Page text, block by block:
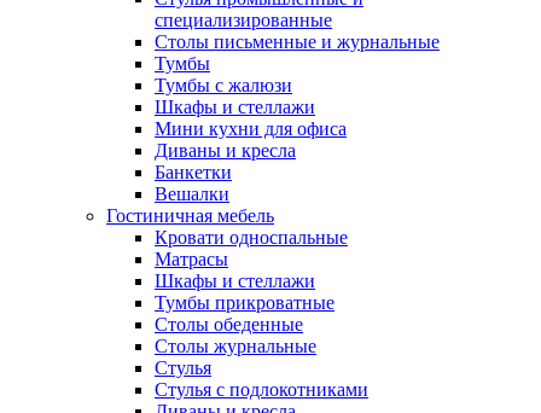
специализированные
Столы письменные и журнальные
Тумбы
Тумбы с жалюзи
Шкафы и стеллажи
Мини кухни для офиса
Диваны и кресла
Банкетки
Вешалки
Гостиничная мебель
Кровати односпальные
Матрасы
Шкафы и стеллажи
Тумбы прикроватные
Столы обеденные
Столы журнальные
Стулья
Стулья с подлокотниками